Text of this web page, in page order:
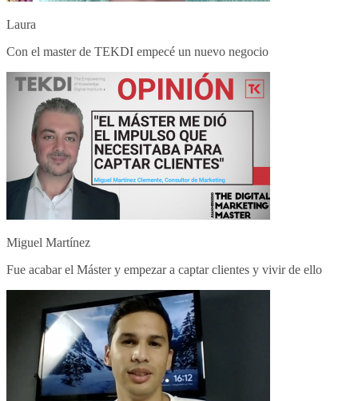
Laura
Con el master de TEKDI empecé un nuevo negocio
Miguel Martínez
Fue acabar el Máster y empezar a captar clientes y vivir de ello